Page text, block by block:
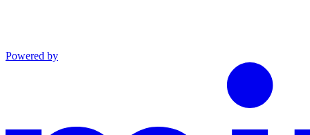
Powered by